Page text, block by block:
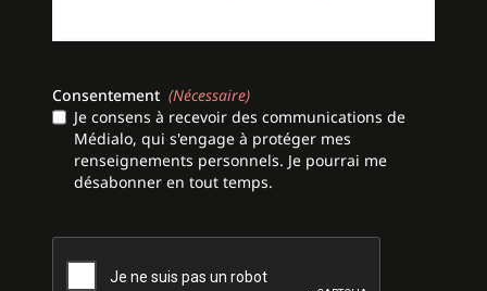
Consentement (Nécessaire)
Je consens à recevoir des communications de
Médialo, qui s'engage à protéger mes
renseignements personnels. Je pourrai me
désabonner en tout temps.
CAPTCHA